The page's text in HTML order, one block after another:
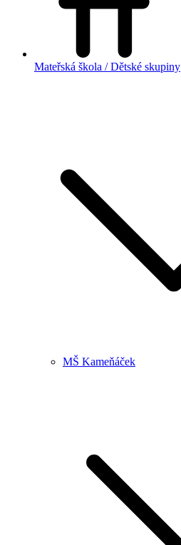
Mateřská škola / Dětské skupiny
MŠ Kameňáček